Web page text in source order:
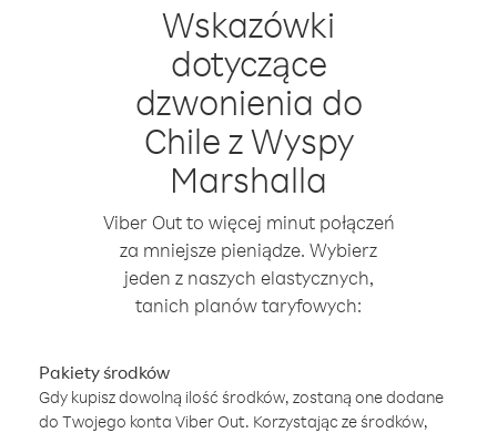
Wskazówki
dotyczące
dzwonienia do
Chile z Wyspy
Marshalla
Viber Out to więcej minut połączeń
za mniejsze pieniądze. Wybierz
jeden z naszych elastycznych,
tanich planów taryfowych:
Pakiety środków
Gdy kupisz dowolną ilość środków, zostaną one dodane
do Twojego konta Viber Out. Korzystając ze środków,